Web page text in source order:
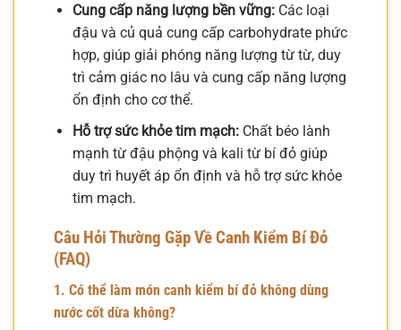
Cung cấp năng lượng bền vững:Các loại
đậu và củ quả cung cấp carbohydrate phức
hợp, giúp giải phóng năng lượng từ từ, duy
trì cảm giác no lâu và cung cấp năng lượng
ổn định cho cơ thể.
Hỗ trợ sức khỏe tim mạch:Chất béo lành
mạnh từ đậu phộng và kali từ bí đỏ giúp
duy trì huyết áp ổn định và hỗ trợ sức khỏe
tim mạch.
Câu Hỏi Thường Gặp Về Canh Kiểm Bí Đỏ
(FAQ)
1. Có thể làm món canh kiểm bí đỏ không dùng
nước cốt dừa không?